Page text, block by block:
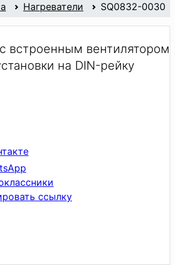
Нагреватели SQ0832-0030
встроенным вентилятором
на DIN-рейку
ссылку